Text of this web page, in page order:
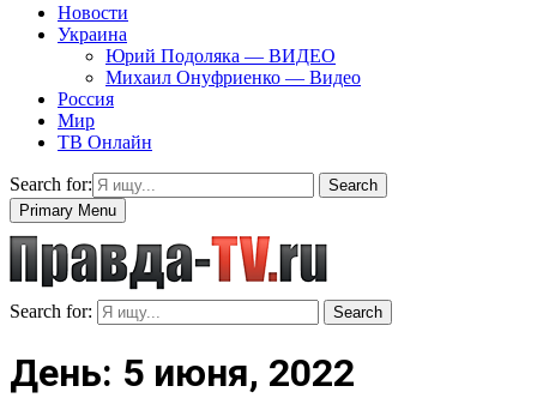
Новости
Украина
Юрий Подоляка — ВИДЕО
Михаил Онуфриенко — Видео
Россия
Мир
ТВ Онлайн
Search for:
Search
Primary Menu
Search for: Search
День: 5 июня, 2022